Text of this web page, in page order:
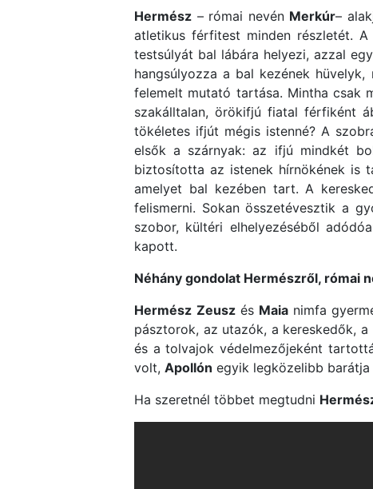
Hermész – római nevén Merkúr–
atletikus férfitest minden részletét.
testsúlyát bal lábára helyezi, azzal
hangsúlyozza a bal kezének
felemelt mutató tartása. Mintha csak
szakálltalan, örökifjú fiatal férfiként
tökéletes ifjút mégis istenné? A
elsők a szárnyak: az ifjú mindkét
biztosította az istenek hírnökének is
amelyet bal kezében tart. A
felismerni. Sokan összetévesztik a
szobor, kültéri elhelyezéséből
kapott.
Néhány gondolat Hermészről, római
Hermész Zeuszés Maianimfa
pásztorok, az utazók, a kereskedők,
és a tolvajok védelmezőjeként
volt, Apollón egyik legközelibb barátja
Ha szeretnél többet megtudni